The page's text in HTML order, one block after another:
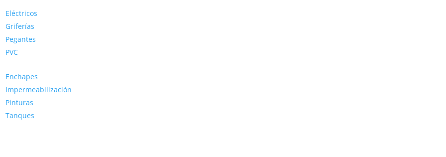
Eléctricos
Griferías
Pegantes
PVC
Enchapes
Impermeabilización
Pinturas
Tanques